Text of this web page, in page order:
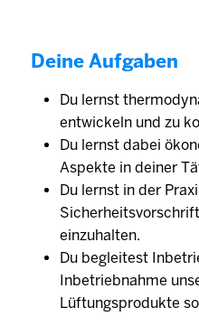
Deine Aufgaben
Du lernst
entwickeln und zu
Du lernst dabei
Aspekte in deiner
Du lernst in der
einzuhalten.
Du begleitest
Inbetriebnahme
Lüftungsprodukte